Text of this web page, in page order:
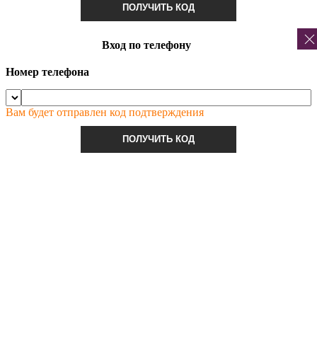
ПОЛУЧИТЬ КОД
Вход по телефону
Номер телефона
Вам будет отправлен код подтверждения
ПОЛУЧИТЬ КОД